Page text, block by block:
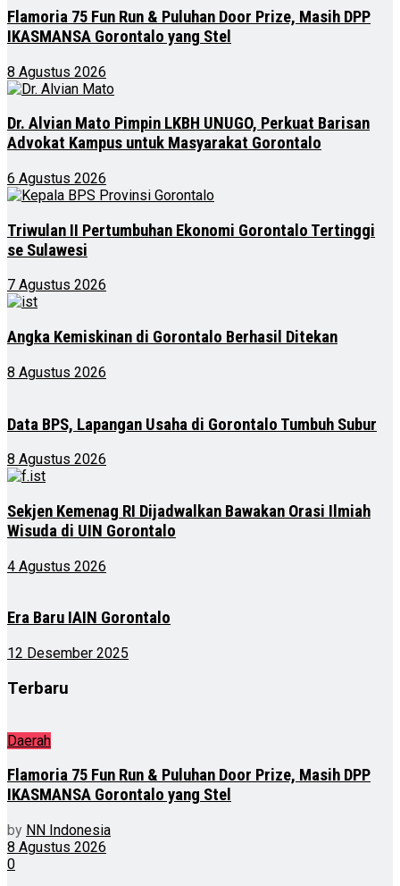
Flamoria 75 Fun Run & Puluhan Door Prize, Masih DPP
IKASMANSA Gorontalo yang Stel
8 Agustus 2026
Dr. Alvian Mato Pimpin LKBH UNUGO, Perkuat Barisan
Advokat Kampus untuk Masyarakat Gorontalo
6 Agustus 2026
Triwulan II Pertumbuhan Ekonomi Gorontalo Tertinggi
se Sulawesi
7 Agustus 2026
Angka Kemiskinan di Gorontalo Berhasil Ditekan
8 Agustus 2026
Data BPS, Lapangan Usaha di Gorontalo Tumbuh Subur
8 Agustus 2026
Sekjen Kemenag RI Dijadwalkan Bawakan Orasi Ilmiah
Wisuda di UIN Gorontalo
4 Agustus 2026
Era Baru IAIN Gorontalo
12 Desember 2025
Terbaru
Daerah
Flamoria 75 Fun Run & Puluhan Door Prize, Masih DPP
IKASMANSA Gorontalo yang Stel
by NN Indonesia
8 Agustus 2026
0